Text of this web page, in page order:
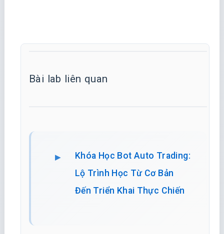
Bài lab liên quan
Khóa Học Bot Auto Trading:
Lộ Trình Học Từ Cơ Bản
Đến Triển Khai Thực Chiến